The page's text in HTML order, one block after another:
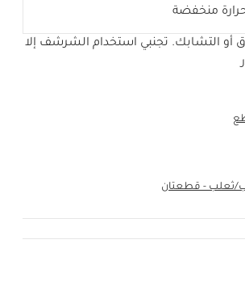
منخفضة
أو التشابك. تجنبي استخدام الشرشف إلا
ثعلب - قطعتان